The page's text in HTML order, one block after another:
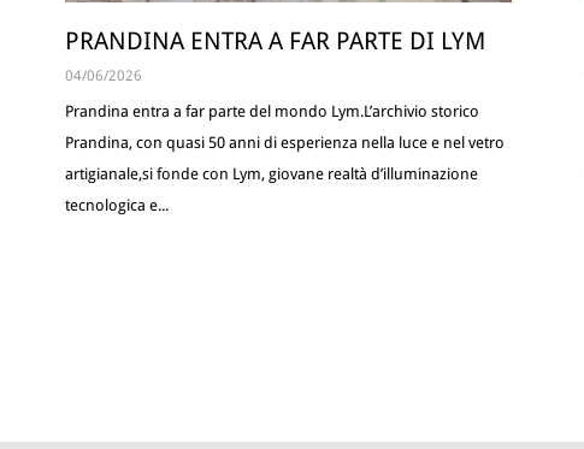
PRANDINA ENTRA A FAR PARTE DI LYM
04/06/2026
Prandina entra a far parte del mondo Lym.L’archivio storico
Prandina, con quasi 50 anni di esperienza nella luce e nel vetro
artigianale,si fonde con Lym, giovane realtà d’illuminazione
tecnologica e...